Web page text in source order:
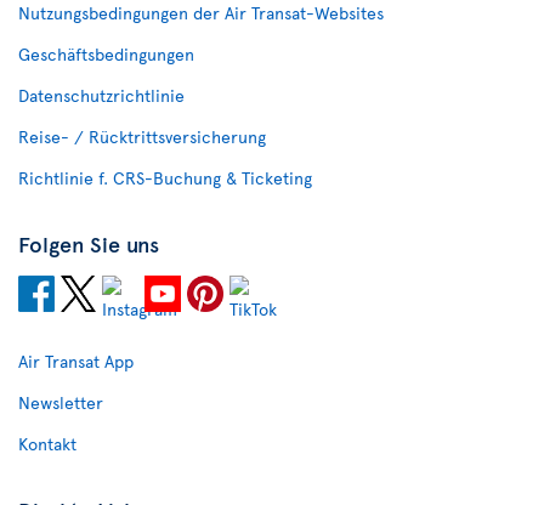
Nutzungsbedingungen der Air Transat-Websites
Geschäftsbedingungen
Datenschutzrichtlinie
Reise- / Rücktrittsversicherung
Richtlinie f. CRS-Buchung & Ticketing
Folgen Sie uns
Air Transat App
Newsletter
Kontakt